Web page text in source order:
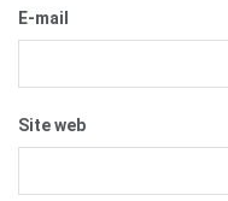
E-mail
Site web